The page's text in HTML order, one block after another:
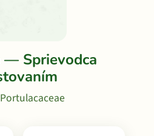
— Sprievodca